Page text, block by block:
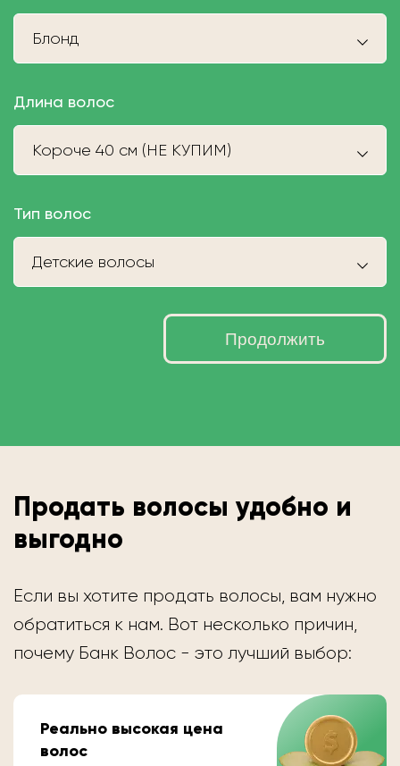
Блонд
Длина волос
Короче 40 см (НЕ КУПИМ)
Тип волос
Детские волосы
Продолжить
Продать волосы удобно и
выгодно
Если вы хотите продать волосы, вам нужно
обратиться к нам. Вот несколько причин,
почему Банк Волос - это лучший выбор:
Реально высокая цена
волос